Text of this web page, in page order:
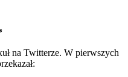
na Twitterze. W pierwszych